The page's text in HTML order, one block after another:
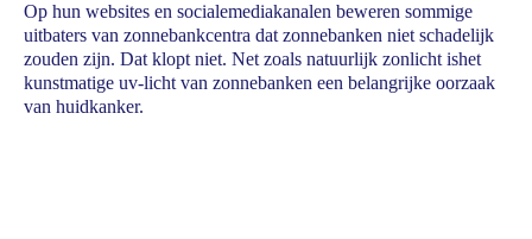
Op hun websites en socialemediakanalen beweren sommige
uitbaters van zonnebankcentra dat zonnebanken niet schadelijk
zouden zijn. Dat klopt niet. Net zoals natuurlijk zonlicht ishet
kunstmatige uv-licht van zonnebanken een belangrijke oorzaak
van huidkanker.